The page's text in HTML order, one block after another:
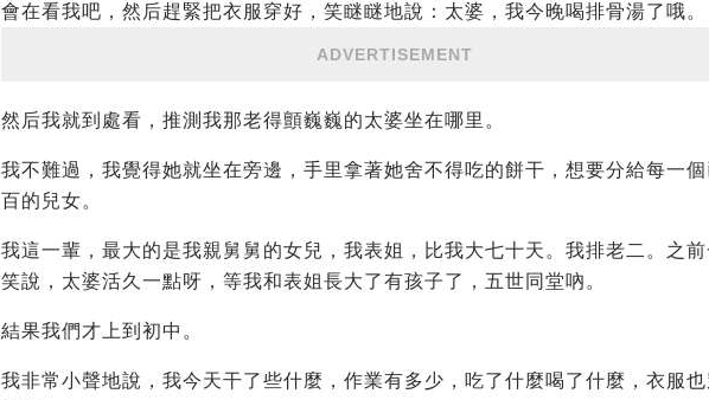
會在看我吧，然后趕緊把衣服穿好，笑瞇瞇地說：太婆，我今晚喝排骨湯了哦。
ADVERTISEMENT
然后我就到處看，推測我那老得顫巍巍的太婆坐在哪里。
我不難過，我覺得她就坐在旁邊，手里拿著她舍不得吃的餅干，想要分給每一
百的兒女。
我這一輩，最大的是我親舅舅的女兒，我表姐，比我大七十天。我排老二。之
笑說，太婆活久一點呀，等我和表姐長大了有孩子了，五世同堂吶。
結果我們才上到初中。
我非常小聲地說，我今天干了些什麼，作業有多少，吃了什麼喝了什麼，衣服也